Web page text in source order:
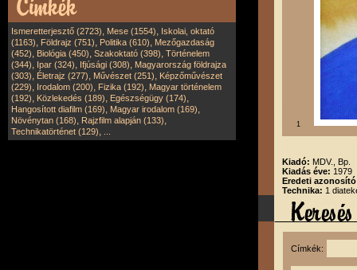
Ismeretterjesztő (2723), Mese (1554), Iskolai, oktató
(1163), Földrajz (751), Politika (610), Mezőgazdaság
(452), Biológia (450), Szakoktató (398), Történelem
(344), Ipar (324), Ifjúsági (308), Magyarország földrajza
(303), Életrajz (277), Művészet (251), Képzőművészet
(229), Irodalom (200), Fizika (192), Magyar történelem
(192), Közlekedés (189), Egészségügy (174),
Hangosított diafilm (169), Magyar irodalom (169),
Növénytan (168), Rajzfilm alapján (133),
Technikatörténet (129),
1
Kiadó: MDV., Bp.
Kiadás éve: 1979
Eredeti
Technika: 1
Címkék: